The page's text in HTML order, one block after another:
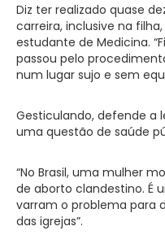
Diz ter realizado quase
carreira, inclusive na
estudante de Medicina.
passou pelo
num lugar sujo e sem
Gesticulando, defende a
uma questão de saúde
“No Brasil, uma mulher
de aborto clandestino. É
varram o problema para
das igrejas”.